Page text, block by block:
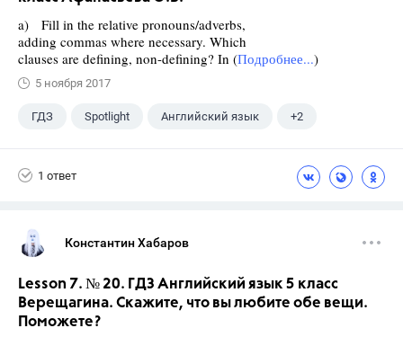
a) Fill in the relative pronouns/adverbs,
adding commas where necessary. Which
clauses are defining, non-defining? In (Подробнее...)
5 ноября 2017
ГДЗ Spotlight Английский язык +2
1 ответ
Константин Хабаров
Lesson 7. № 20. ГДЗ Английский язык 5 класс
Верещагина. Скажите, что вы любите обе вещи.
Поможете?